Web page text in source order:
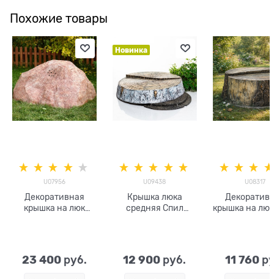
Похожие товары
U07956
Декоративная
крышка на люк
23 400 руб.
Новинка
U09438
Крышка люка
средняя Спил
12 900 руб.
U08317
крышка на
11 760